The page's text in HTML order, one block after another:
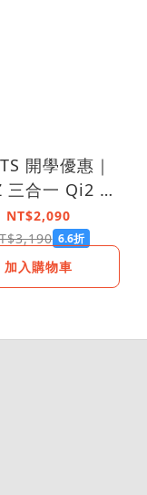
開學優惠｜
三合一 Qi2 磁
式無線充電座 -
灰色
NT$2,090
6.6折
加入購物車